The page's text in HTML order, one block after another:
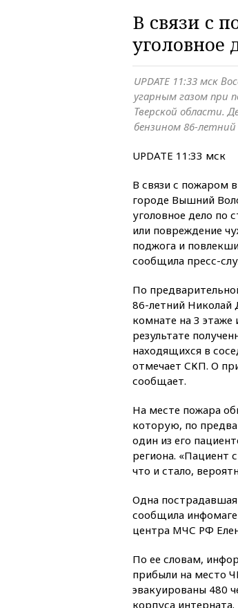
В связи с
уголовное
UPDATE 11:33 мск
угарным газом при
Тверской области.
бензином 86-
UPDATE 11:33 мск
В связи с пожаром
городе Вышний
уголовное дело по
или повреждение
поджога и
сообщила пресс-
По
86-летний Николай
комнате на 3 этаже
результате
находящихся в
отмечает СКП. О
сообщает.
На месте пожара
которую, по
один из его
региона. «Пациент
что и стало,
Одна пострадавшая
сообщила
центра МЧС РФ
По ее словам,
прибыли на место
эвакуированы 480
корпуса